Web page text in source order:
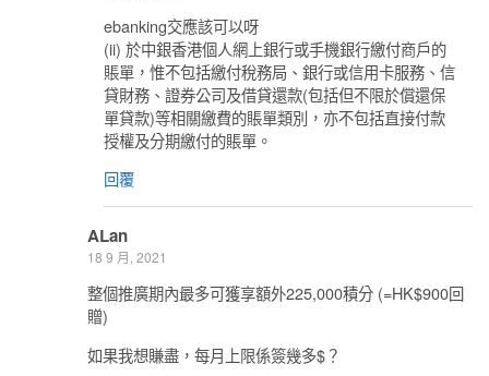
ebanking交應該可以呀
(ii) 於中銀香港個人網上銀行或手機銀行繳付商戶的
賬單，惟不包括繳付稅務局、銀行或信用卡服務、信
貸財務、證券公司及借貸還款(包括但不限於償還保
單貸款)等相關繳費的賬單類別，亦不包括直接付款
授權及分期繳付的賬單。
回覆
ALan
18 9 月, 2021
整個推廣期內最多可獲享額外225,000積分 (=HK$900回
贈)
如果我想賺盡，每月上限係簽幾多$？